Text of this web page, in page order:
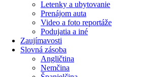
Letenky a ubytovanie
Prenájom auta
Video a foto reportáže
Podujatia a iné
Zaujímavosti
Slovná zásoba
Angličtina
Nemčina